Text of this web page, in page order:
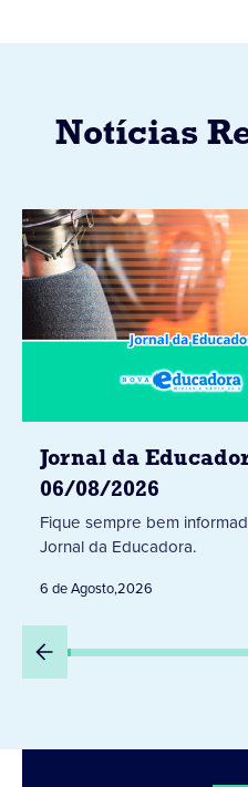
Notícias
Jornal da
06/08/2026
Fique sempre bem
Jornal da Educadora.
6 de Agosto,2026